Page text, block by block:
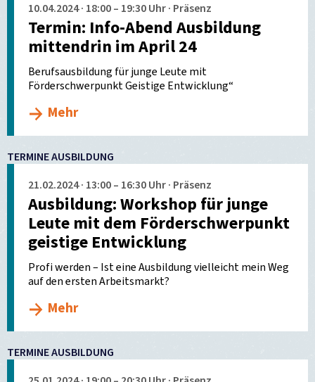
10.04.2024 · 18:00 – 19:30 Uhr · Präsenz
Termin: Info-Abend Ausbildung
mittendrin im April 24
Berufsausbildung für junge Leute mit
Förderschwerpunkt Geistige Entwicklung“
Mehr
TERMINE AUSBILDUNG
21.02.2024 · 13:00 – 16:30 Uhr · Präsenz
Ausbildung: Workshop für junge
Leute mit dem Förderschwerpunkt
geistige Entwicklung
Profi werden – Ist eine Ausbildung vielleicht mein Weg
auf den ersten Arbeitsmarkt?
Mehr
TERMINE AUSBILDUNG